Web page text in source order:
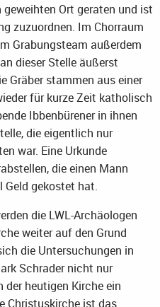
Ort geraten und ist
zuzuordnen. Im Chorraum
Grabungsteam außerdem
dieser Stelle äußerst
Gräber stammen aus einer
für kurze Zeit katholisch
Ibbenbürener in ihnen
die eigentlich nur
war. Eine Urkunde
die einen Mann
Geld gekostet hat.
die LWL-Archäologen
weiter auf den Grund
die Untersuchungen in
Schrader nicht nur
der heutigen Kirche ein
Christuskirche ist das